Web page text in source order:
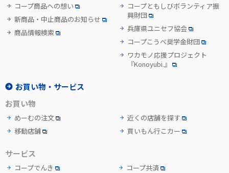
コープ商品への想い
新商品・中止商品のお知らせ
商品情報検索
コープともしびボランティア振
興財団
兵庫県ユニセフ協会
コープこうべ奨学金財団
ワカモノ応援プロジェクト
『Konoyubi.』
お買い物・サービス
お買い物
めーむの注文
移動店舗
近くの店舗を探す
買いもん行こカー
サービス
コープでんき
コープ共済